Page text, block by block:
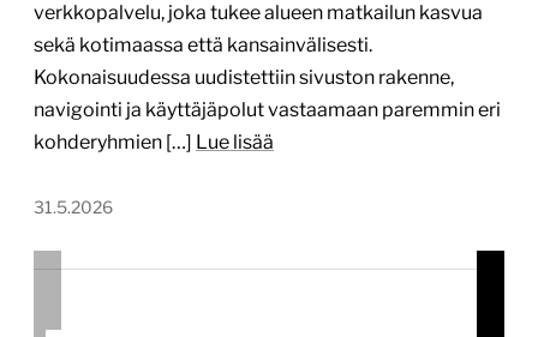
verkkopalvelu, joka tukee alueen matkailun kasvua
sekä kotimaassa että kansainvälisesti.
Kokonaisuudessa uudistettiin sivuston rakenne,
navigointi ja käyttäjäpolut vastaamaan paremmin eri
kohderyhmien […] Lue lisää
31.5.2026